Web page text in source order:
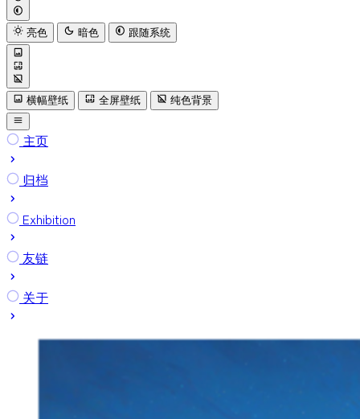
亮色 暗色 跟随系统
横幅壁纸 全屏壁纸 纯色背景
主页
归档
Exhibition
友链
关于